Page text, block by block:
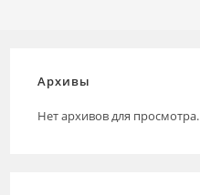
Архивы
Нет архивов для просмотра.